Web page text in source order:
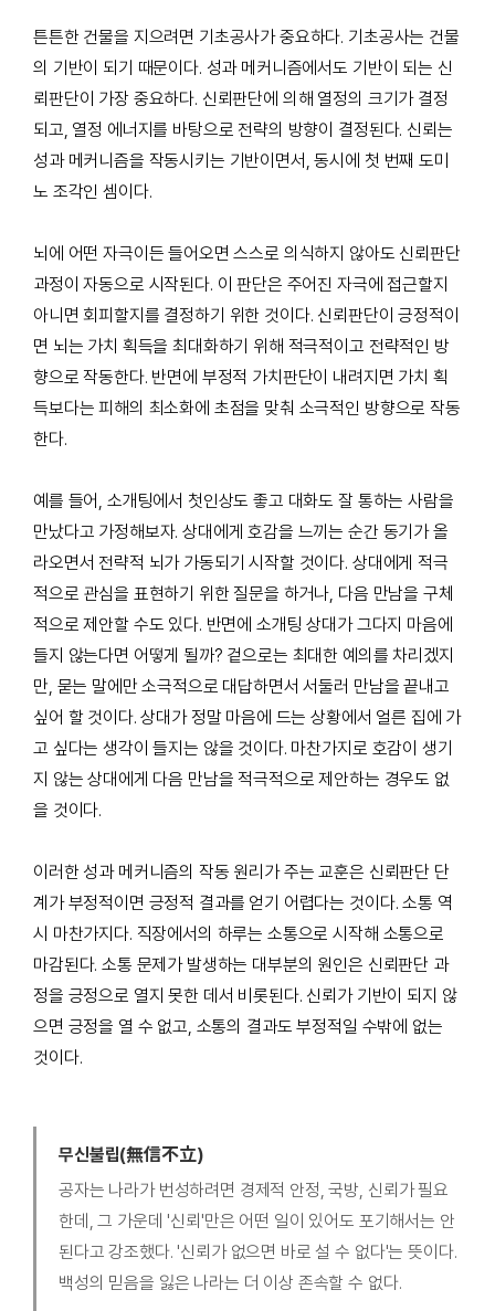
튼튼한 건물을 지으려면 기초공사가 중요하다. 기초공사는 건물
의 기반이 되기 때문이다. 성과 메커니즘에서도 기반이 되는 신
뢰판단이 가장 중요하다. 신뢰판단에 의해 열정의 크기가 결정
되고, 열정 에너지를 바탕으로 전략의 방향이 결정된다. 신뢰는
성과 메커니즘을 작동시키는 기반이면서, 동시에 첫 번째 도미
노 조각인 셈이다.
뇌에 어떤 자극이든 들어오면 스스로 의식하지 않아도 신뢰판단
과정이 자동으로 시작된다. 이 판단은 주어진 자극에 접근할지
아니면 회피할지를 결정하기 위한 것이다. 신뢰판단이 긍정적이
면 뇌는 가치 획득을 최대화하기 위해 적극적이고 전략적인 방
향으로 작동한다. 반면에 부정적 가치판단이 내려지면 가치 획
득보다는 피해의 최소화에 초점을 맞춰 소극적인 방향으로 작동
한다.
예를 들어, 소개팅에서 첫인상도 좋고 대화도 잘 통하는 사람을
만났다고 가정해보자. 상대에게 호감을 느끼는 순간 동기가 올
라오면서 전략적 뇌가 가동되기 시작할 것이다. 상대에게 적극
적으로 관심을 표현하기 위한 질문을 하거나, 다음 만남을 구체
적으로 제안할 수도 있다. 반면에 소개팅 상대가 그다지 마음에
들지 않는다면 어떻게 될까? 겉으로는 최대한 예의를 차리겠지
만, 묻는 말에만 소극적으로 대답하면서 서둘러 만남을 끝내고
싶어 할 것이다. 상대가 정말 마음에 드는 상황에서 얼른 집에 가
고 싶다는 생각이 들지는 않을 것이다. 마찬가지로 호감이 생기
지 않는 상대에게 다음 만남을 적극적으로 제안하는 경우도 없
을 것이다.
이러한 성과 메커니즘의 작동 원리가 주는 교훈은 신뢰판단 단
계가 부정적이면 긍정적 결과를 얻기 어렵다는 것이다. 소통 역
시 마찬가지다. 직장에서의 하루는 소통으로 시작해 소통으로
마감된다. 소통 문제가 발생하는 대부분의 원인은 신뢰판단 과
정을 긍정으로 열지 못한 데서 비롯된다. 신뢰가 기반이 되지 않
으면 긍정을 열 수 없고, 소통의 결과도 부정적일 수밖에 없는
것이다.
무신불립(無信不立)
공자는 나라가 번성하려면 경제적 안정, 국방, 신뢰가 필요
한데, 그 가운데 '신뢰'만은 어떤 일이 있어도 포기해서는 안
된다고 강조했다. '신뢰가 없으면 바로 설 수 없다'는 뜻이다.
백성의 믿음을 잃은 나라는 더 이상 존속할 수 없다.